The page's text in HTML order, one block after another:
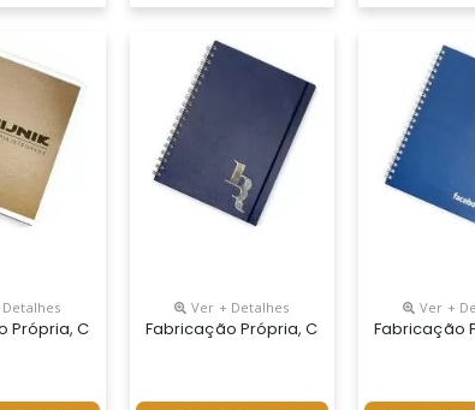
Própria, Cadernos Personalizados Do Seu Jeito.tamanhos
Ver + Detalhes
Fabricação Própria, Cadernos
Ver +
Fabricação